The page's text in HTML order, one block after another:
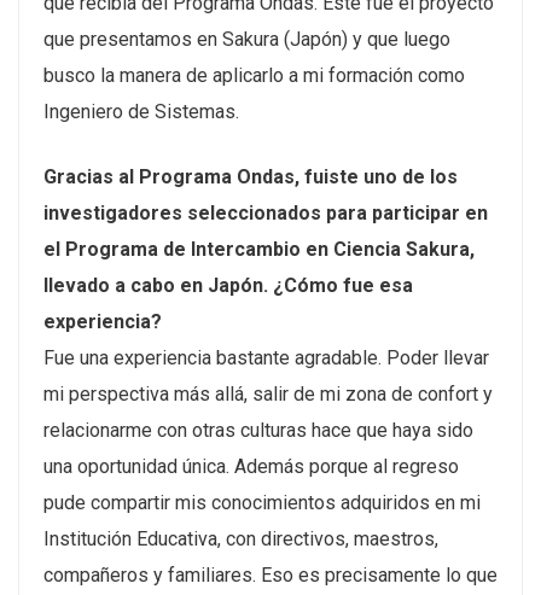
que presentamos en Sakura (Japón) y que luego
busco la manera de aplicarlo a mi formación como
Ingeniero de Sistemas.
Gracias al Programa Ondas, fuiste uno de los
investigadores seleccionados para participar en
el Programa de Intercambio en Ciencia Sakura,
llevado a cabo en Japón. ¿Cómo fue esa
experiencia?
Fue una experiencia bastante agradable. Poder llevar
mi perspectiva más allá, salir de mi zona de confort y
relacionarme con otras culturas hace que haya sido
una oportunidad única. Además porque al regreso
pude compartir mis conocimientos adquiridos en mi
Institución Educativa, con directivos, maestros,
compañeros y familiares. Eso es precisamente lo que